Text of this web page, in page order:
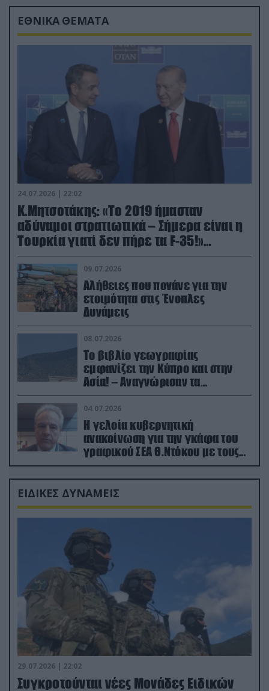
ΕΘΝΙΚΑ ΘΕΜΑΤΑ
24.07.2026 | 22:02
Κ.Μητσοτάκης: «Το 2019 ήμασταν
αδύναμοι στρατιωτικά – Σήμερα είναι η
Τουρκία γιατί δεν πήρε τα F-35!»
(βίντεο)
09.07.2026
Αλήθειες που πονάνε για την
ετοιμότητα στις Ένοπλες
Δυνάμεις
08.07.2026
Το βιβλίο γεωγραφίας
εμφανίζει την Κύπρο και στην
Ασία! – Αναγνώρισαν τα
κατεχόμενα; (φωτο)
04.07.2026
Η γελοία κυβερνητική
ανακοίνωση για την γκάφα του
γραφικού ΣΕΑ Θ.Ντόκου με τους
Ρώσους φαρσέρ
ΕΙΔΙΚΕΣ ΔΥΝΑΜΕΙΣ
29.07.2026 | 22:02
Συγκροτούνται νέες Μονάδες Ειδικών